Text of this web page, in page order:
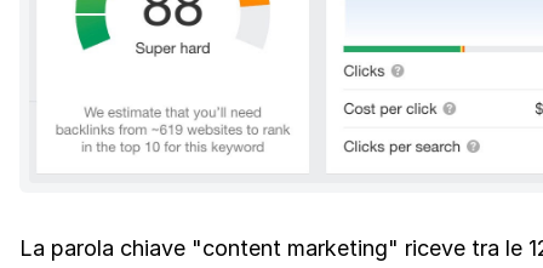
La parola chiave "content marketing" riceve tra le